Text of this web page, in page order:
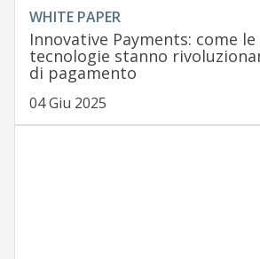
WHITE PAPER
Innovative Payments: come le
tecnologie stanno
di pagamento
04 Giu 2025